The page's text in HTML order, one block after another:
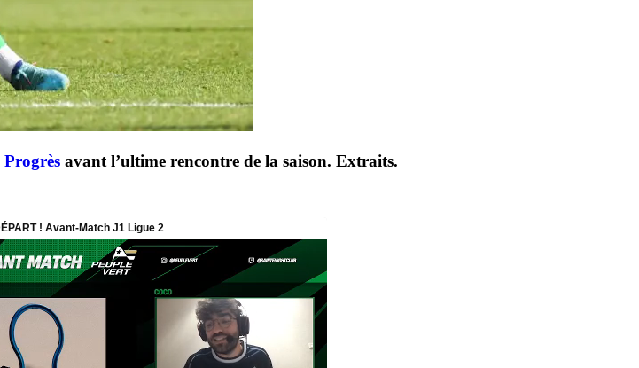
Progrès avant l’ultime rencontre de la saison. Extraits.